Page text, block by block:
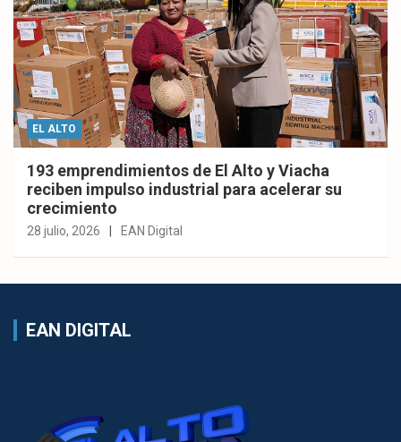
EL ALTO
193 emprendimientos de El Alto y Viacha
reciben impulso industrial para acelerar su
crecimiento
28 julio, 2026 EAN Digital
EAN DIGITAL